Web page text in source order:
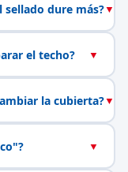
dure más?▼
el techo? ▼
la cubierta?▼
▼